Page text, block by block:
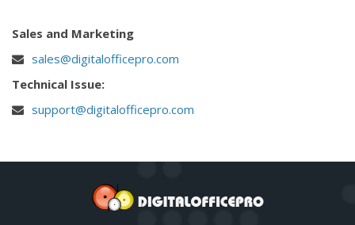
Sales and Marketing
sales@digitalofficepro.com
Technical Issue:
support@digitalofficepro.com